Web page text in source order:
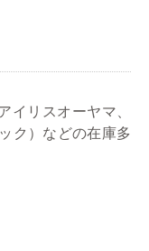
イリスオーヤマ、
ク）などの在庫多